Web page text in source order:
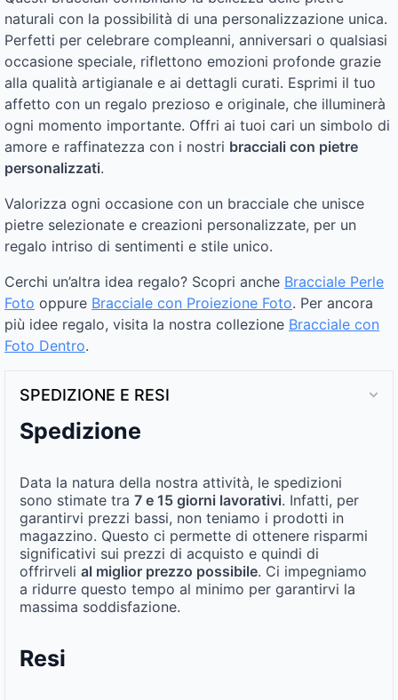
naturali con la possibilità di una personalizzazione unica.
Perfetti per celebrare compleanni, anniversari o qualsiasi
occasione speciale, riflettono emozioni profonde grazie
alla qualità artigianale e ai dettagli curati. Esprimi il tuo
affetto con un regalo prezioso e originale, che illuminerà
ogni momento importante. Offri ai tuoi cari un simbolo di
amore e raffinatezza con i nostri bracciali con pietre
personalizzati.
Valorizza ogni occasione con un bracciale che unisce
pietre selezionate e creazioni personalizzate, per un
regalo intriso di sentimenti e stile unico.
Cerchi un’altra idea regalo? Scopri anche Bracciale Perle
Foto oppure Bracciale con Proiezione Foto. Per ancora
più idee regalo, visita la nostra collezione Bracciale con
Foto Dentro​.
SPEDIZIONE E RESI
Spedizione
Data la natura della nostra attività, le spedizioni
sono stimate tra 7 e 15 giorni lavorativi. Infatti, per
garantirvi prezzi bassi, non teniamo i prodotti in
magazzino. Questo ci permette di ottenere risparmi
significativi sui prezzi di acquisto e quindi di
offrirveli al miglior prezzo possibile. Ci impegniamo
a ridurre questo tempo al minimo per garantirvi la
massima soddisfazione.
Resi